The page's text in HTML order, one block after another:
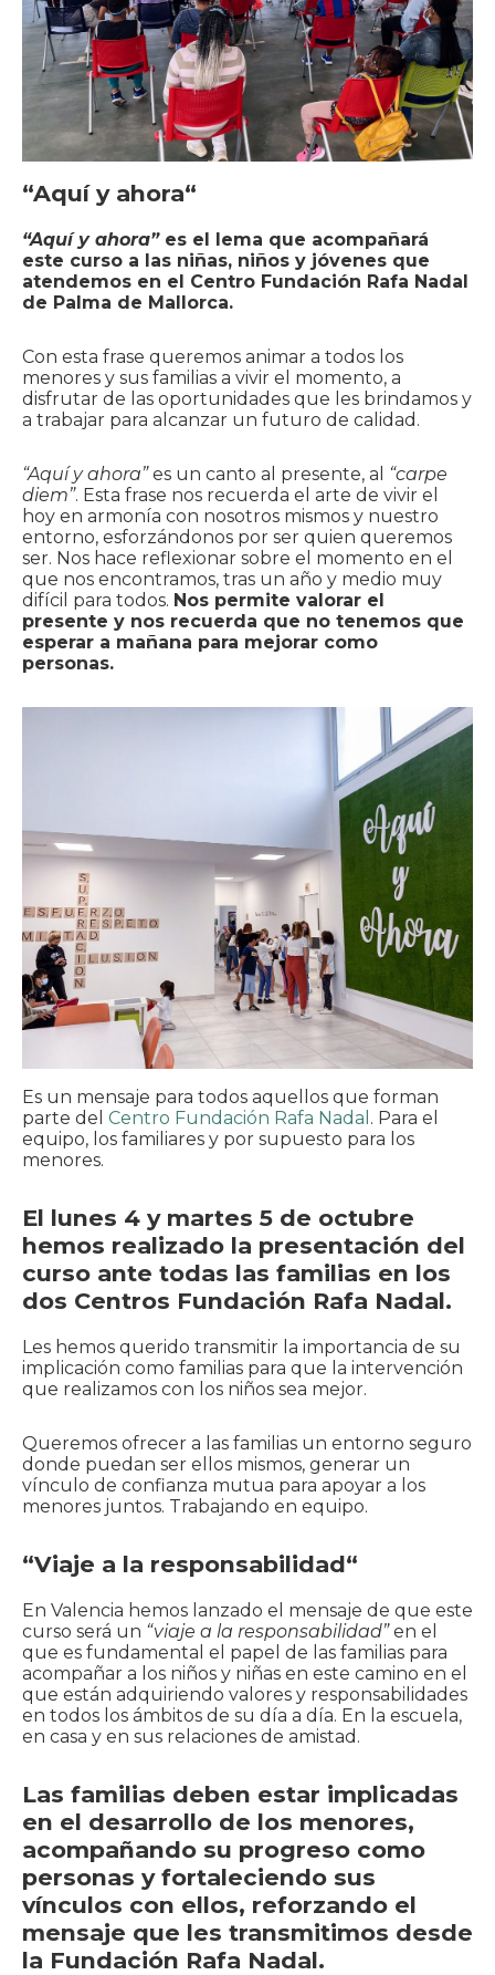
“Aquí y ahora“
“Aquí y ahora” es el lema que acompañará
este curso a las niñas, niños y jóvenes que
atendemos en el Centro Fundación Rafa Nadal
de Palma de Mallorca.
Con esta frase queremos animar a todos los
menores y sus familias a vivir el momento, a
disfrutar de las oportunidades que les brindamos y
a trabajar para alcanzar un futuro de calidad.
“Aquí y ahora”es un canto al presente, al “carpe
diem”. Esta frase nos recuerda el arte de vivir el
hoy en armonía con nosotros mismos y nuestro
entorno, esforzándonos por ser quien queremos
ser. Nos hace reflexionar sobre el momento en el
que nos encontramos, tras un año y medio muy
difícil para todos. Nos permite valorar el
presente y nos recuerda que no tenemos que
esperar a mañana para mejorar como
personas.
Es un mensaje para todos aquellos que forman
parte del Centro Fundación Rafa Nadal . Para el
equipo, los familiares y por supuesto para los
menores.
El lunes 4 y martes 5 de octubre
hemos realizado la presentación del
curso ante todas las familias en los
dos Centros Fundación Rafa Nadal.
Les hemos querido transmitir la importancia de su
implicación como familias para que la intervención
que realizamos con los niños sea mejor.
Queremos ofrecer a las familias un entorno seguro
donde puedan ser ellos mismos, generar un
vínculo de confianza mutua para apoyar a los
menores juntos. Trabajando en equipo.
“Viaje a la responsabilidad“
En Valencia hemos lanzado el mensaje de que este
curso será un “viaje a la responsabilidad”en el
que es fundamental el papel de las familias para
acompañar a los niños y niñas en este camino en el
que están adquiriendo valores y responsabilidades
en todos los ámbitos de su día a día. En la escuela,
en casa y en sus relaciones de amistad.
Las familias deben estar implicadas
en el desarrollo de los menores,
acompañando su progreso como
personas y fortaleciendo sus
vínculos con ellos, reforzando el
mensaje que les transmitimos desde
la Fundación Rafa Nadal.